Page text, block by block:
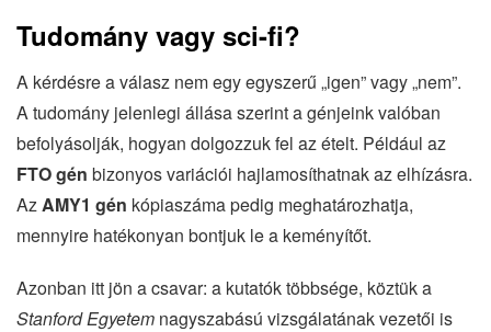
Tudomány vagy sci-fi?
A kérdésre a válasz nem egy egyszerű „igen” vagy „nem”.
A tudomány jelenlegi állása szerint a génjeink valóban
befolyásolják, hogyan dolgozzuk fel az ételt. Például az
FTO gén bizonyos variációi hajlamosíthatnak az elhízásra.
AzAMY1 gén kópiaszáma pedig meghatározhatja,
mennyire hatékonyan bontjuk le a keményítőt.
Azonban itt jön a csavar: a kutatók többsége, köztük a
Stanford Egyetem nagyszabású vizsgálatának vezetői is